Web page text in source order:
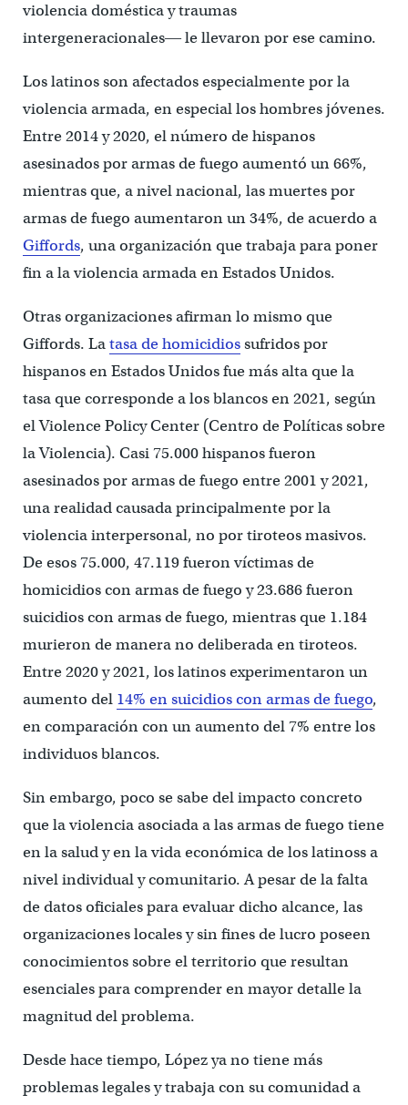
violencia doméstica y traumas
intergeneracionales― le llevaron por ese camino.
Los latinos son afectados especialmente por la
violencia armada, en especial los hombres jóvenes.
Entre 2014 y 2020, el número de hispanos
asesinados por armas de fuego aumentó un 66%,
mientras que, a nivel nacional, las muertes por
armas de fuego aumentaron un 34%, de acuerdo a
Giffords, una organización que trabaja para poner
fin a la violencia armada en Estados Unidos.
Otras organizaciones afirman lo mismo que
Giffords. Latasa de homicidiossufridos por
hispanos en Estados Unidos fue más alta que la
tasa que corresponde a los blancos en 2021, según
el Violence Policy Center (Centro de Políticas sobre
la Violencia). Casi 75.000 hispanos fueron
asesinados por armas de fuego entre 2001 y 2021,
una realidad causada principalmente por la
violencia interpersonal, no por tiroteos masivos.
De esos 75.000, 47.119 fueron víctimas de
homicidios con armas de fuego y 23.686 fueron
suicidios con armas de fuego, mientras que 1.184
murieron de manera no deliberada en tiroteos.
Entre 2020 y 2021, los latinos experimentaron un
aumento del 14% en suicidios con armas de fuego,
en comparación con un aumento del 7% entre los
individuos blancos.
Sin embargo, poco se sabe del impacto concreto
que la violencia asociada a las armas de fuego tiene
en la salud y en la vida económica de los latinoss a
nivel individual y comunitario. A pesar de la falta
de datos oficiales para evaluar dicho alcance, las
organizaciones locales y sin fines de lucro poseen
conocimientos sobre el territorio que resultan
esenciales para comprender en mayor detalle la
magnitud del problema.
Desde hace tiempo, López ya no tiene más
problemas legales y trabaja con su comunidad a